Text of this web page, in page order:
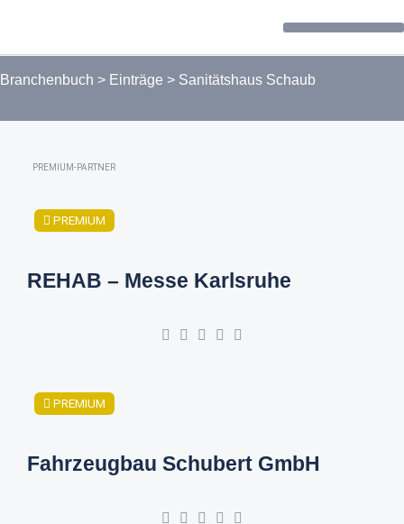
Branchenbuch > Einträge > Sanitätshaus Schaub
PREMIUM-PARTNER
PREMIUM
REHAB – Messe Karlsruhe
PREMIUM
Fahrzeugbau Schubert GmbH